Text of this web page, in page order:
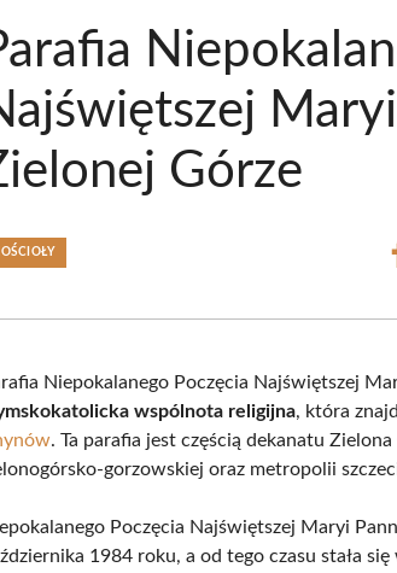
Górze
Niepokalanego Poczęcia Najświętszej
wspólnota religijna, która
. Ta parafia jest częścią dekanatu
gorzowskiej oraz metropolii
Poczęcia Najświętszej Maryi
1984 roku, a od tego czasu stała